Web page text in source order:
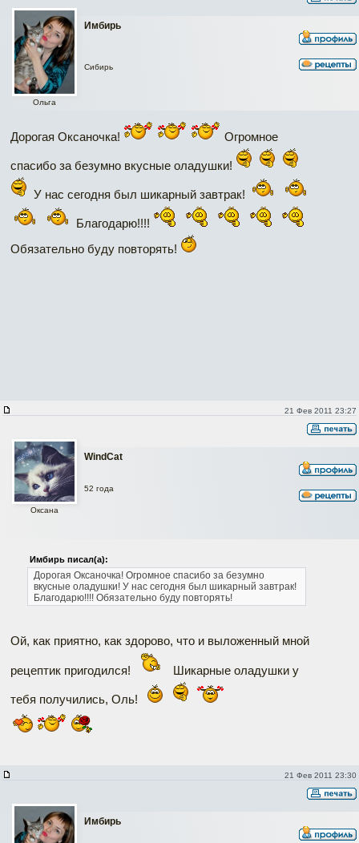
Имбирь
Ольга
Сибирь
Дорогая Оксаночка! Огромное
спасибо за безумно вкусные оладушки!
У нас сегодня был шикарный завтрак!
Благодарю!!!!
Обязательно буду повторять!
21 Фев 2011 23:27
WindCat
Оксана
52 года
Имбирь писал(а):
Дорогая Оксаночка! Огромное спасибо за безумно
вкусные оладушки! У нас сегодня был шикарный завтрак!
Благодарю!!!! Обязательно буду повторять!
Ой, как приятно, как здорово, что и выложенный мной
рецептик пригодился! Шикарные оладушки у
тебя получились, Оль!
21 Фев 2011 23:30
Имбирь